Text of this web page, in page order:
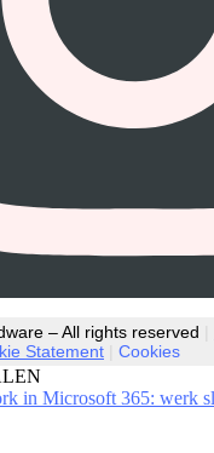
– All rights reserved
Statement Cookies